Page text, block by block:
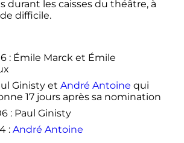
durant les caisses du théâtre, à
difficile.
: Émile Marck et Émile
Ginisty et André Antoine qui
17 jours après sa nomination
: Paul Ginisty
: André Antoine